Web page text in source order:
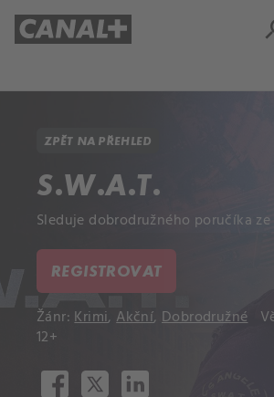
ZPĚT NA PŘEHLED
S.W.A.T.
Sleduje dobrodružného poručíka ze
REGISTROVAT
Žánr:Krimi,Akční,Dobrodružné
12+